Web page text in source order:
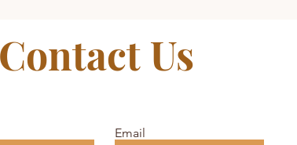
Email
Contact Us